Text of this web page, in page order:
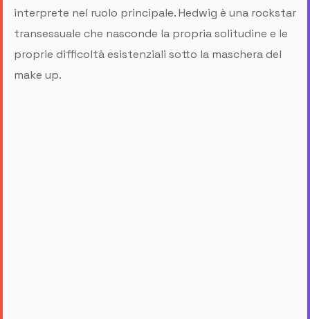
interprete nel ruolo principale. Hedwig è una rockstar
transessuale che nasconde la propria solitudine e le
proprie difficoltà esistenziali sotto la maschera del
make up.